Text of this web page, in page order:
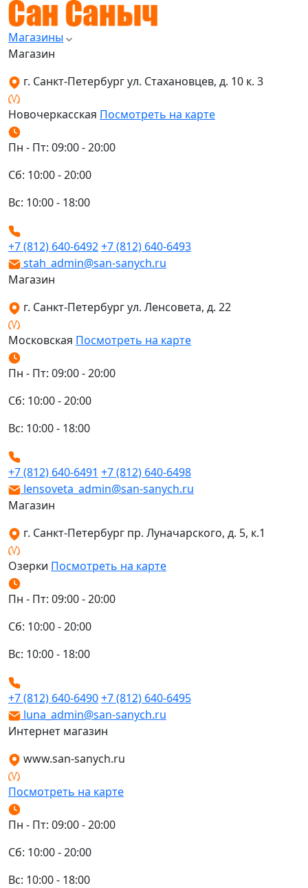
Магазины
Магазин
г. Санкт-Петербург ул. Стахановцев, д. 10 к. 3
Новочеркасская Посмотреть на карте
Пн - Пт: 09:00 - 20:00
Сб: 10:00 - 20:00
Вс: 10:00 - 18:00
+7 (812) 640-6492+7 (812) 640-6493
stah_admin@san-sanych.ru
Магазин
г. Санкт-Петербург ул. Ленсовета, д. 22
Московская Посмотреть на карте
Пн - Пт: 09:00 - 20:00
Сб: 10:00 - 20:00
Вс: 10:00 - 18:00
+7 (812) 640-6491 +7 (812) 640-6498
lensoveta_admin@san-sanych.ru
Магазин
г. Санкт-Петербург пр. Луначарского, д. 5, к.1
Озерки Посмотреть на карте
Пн - Пт: 09:00 - 20:00
Сб: 10:00 - 20:00
Вс: 10:00 - 18:00
+7 (812) 640-6490+7 (812) 640-6495
luna_admin@san-sanych.ru
Интернет магазин
www.san-sanych.ru
Посмотреть на карте
Пн - Пт: 09:00 - 20:00
Сб: 10:00 - 20:00
Вс: 10:00 - 18:00